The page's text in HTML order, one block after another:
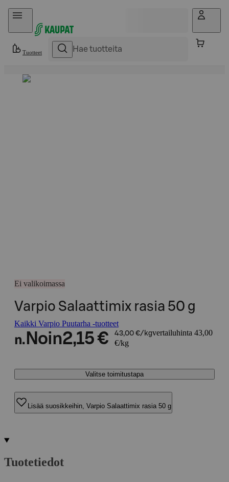
Hyppää sisältöön
Tuotteet
Ei valikoimassa
Varpio Salaattimix rasia 50 g
Kaikki Varpio Puutarha -tuotteet
n. Noin2,15 € 43,00 €/kgvertailuhinta 43,00
€/kg
Valitse toimitustapa
Lisää suosikkeihin, Varpio Salaattimix rasia 50 g
Tuotetiedot